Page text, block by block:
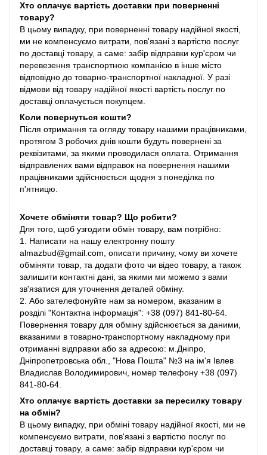
Хто оплачує вартість доставки при поверненні
товару?
В цьому випадку, при поверненні товару надійної якості,
ми не компенсуємо витрати, пов'язані з вартістю послуг
по доставці товару, а саме: забір відправки кур'єром чи
перевезення транспортною компанією в інше місто
відповідно до товарно-транспортної накладної. У разі
відмови від товару надійної якості вартість послуг по
доставці оплачується покупцем.
Коли повернуться кошти?
Після отримання та огляду товару нашими працівниками,
протягом 3 робочих днів кошти будуть повернені за
реквізитами, за якими проводилася оплата. Отримання
відправлених вами відправок на повернення нашими
працівниками здійснюється щодня з понеділка по
п'ятницю.
Хочете обміняти товар? Що робити?
Для того, щоб узгодити обмін товару, вам потрібно:
1. Написати на нашу електронну пошту
almazbud@gmail.com, описати причину, чому ви хочете
обміняти товар, та додати фото чи відео товару, а також
залишити контактні дані, за якими ми можемо з вами
зв'язатися для уточнення деталей обміну.
2. Або зателефонуйте нам за номером, вказаним в
розділі "Контактна інформація": +38 (097) 841-80-64.
Повернення товару для обміну здійснюється за даними,
вказаними в товарно-транспортному накладному при
отриманні відправки або за адресою: м.Дніпро,
Дніпропетровська обл., "Нова Пошта" №3 на ім'я Івлев
Владислав Володимирович, номер телефону +38 (097)
841-80-64.
Хто оплачує вартість доставки за пересилку товару
на обмін?
В цьому випадку, при обміні товару надійної якості, ми не
компенсуємо витрати, пов'язані з вартістю послуг по
доставці товару, а саме: забір відправки кур'єром чи